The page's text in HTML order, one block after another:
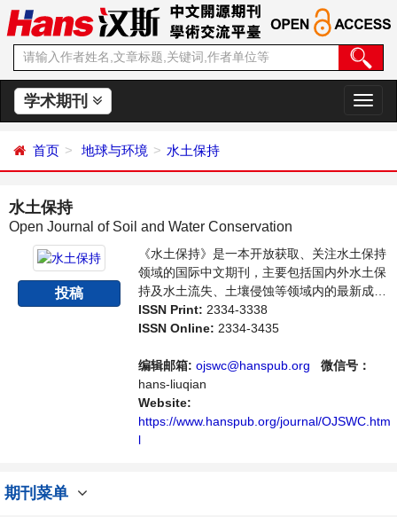
学术期刊
切
换
首页 地球与环境 水土保持
水土保持
Open Journal of Soil and Water Conservation
投稿
《水土保持》是一本开放获取、关注水土保持
领域的国际中文期刊，主要包括国内外水土保
持及水土流失、土壤侵蚀等领域内的最新成果
介绍，学者讨论，某一领域的研究进展和专业
评论等多方面的内容，旨在给世界范围内的科
讨论水土保持领域内不同方向问题与发展的交
流平台。
ISSN Print: 2334-3338
ISSN Online: 2334-3435
编辑邮箱: ojswc@hanspub.org
微信号：
hans-liuqian
Website:
https://www.hanspub.org/journal/OJSWC.htm
l
期刊菜单